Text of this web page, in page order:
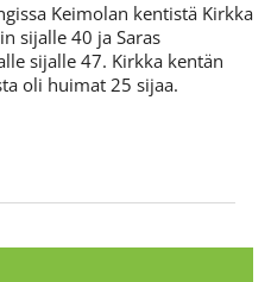
Keimolan kentistä Kirkka
sijalle 40 ja Saras
sijalle 47. Kirkka kentän
oli huimat 25 sijaa.